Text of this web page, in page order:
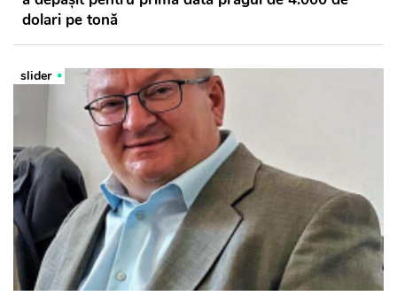
dolari pe tonă
slider